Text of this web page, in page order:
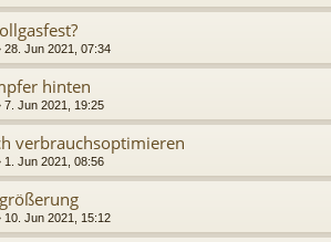
28. Jun 2021, 07:34
hinten
7. Jun 2021, 19:25
verbrauchsoptimieren
1. Jun 2021, 08:56
10. Jun 2021, 15:12